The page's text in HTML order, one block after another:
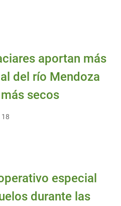
aportan más
del río Mendoza
secos
18
especial
durante las